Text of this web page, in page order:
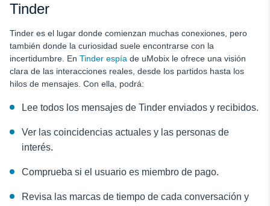
Tinder
Tinder es el lugar donde comienzan muchas conexiones, pero
también donde la curiosidad suele encontrarse con la
incertidumbre. En Tinder espía de uMobix le ofrece una visión
clara de las interacciones reales, desde los partidos hasta los
hilos de mensajes. Con ella, podrá:
Lee todos los mensajes de Tinder enviados y recibidos.
Ver las coincidencias actuales y las personas de
interés.
Comprueba si el usuario es miembro de pago.
Revisa las marcas de tiempo de cada conversación y